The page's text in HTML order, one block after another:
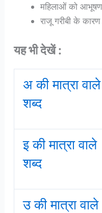
महिलाओं को
राजू गरीबी के
यह भी देखें :
अ की मात्रा वाले
शब्द
इ की मात्रा वाले
शब्द
उ की मात्रा वाले